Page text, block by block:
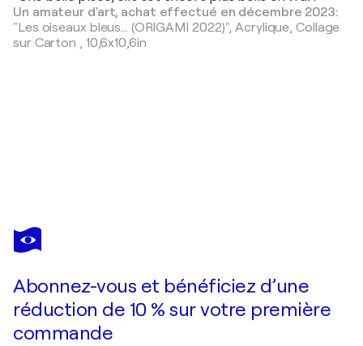
Un amateur d'art, achat effectué en décembre 2023:
"Les oiseaux bleus... (ORIGAMI 2022)",Acrylique, Collage
sur Carton , 10,6x10,6in
OLIVIER
MESSAS
Je passe commande
Abonnez-vous et bénéficiez d’une
réduction de 10 % sur votre première
commande